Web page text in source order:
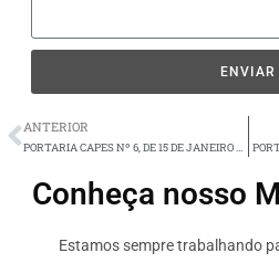
ENVIAR
ANTERIOR
PORTARIA CAPES Nº 6, DE 15 DE JANEIRO DE 2025
Conheça nosso
Estamos sempre trabalhando